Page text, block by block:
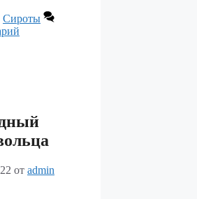
Сироты
от admin